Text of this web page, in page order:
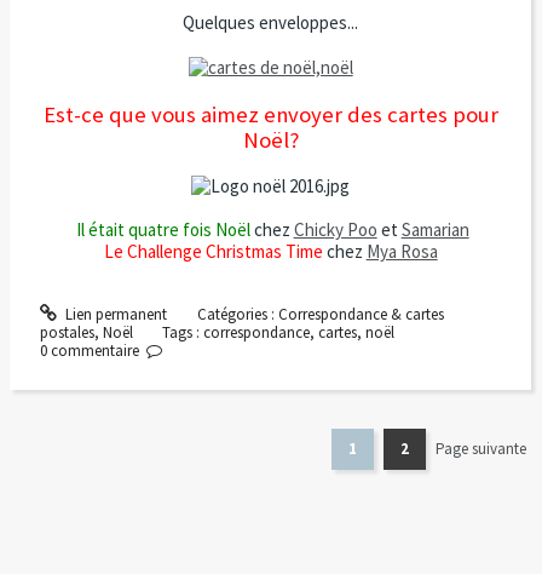
Quelques enveloppes...
Est-ce que vous aimez envoyer des cartes pour
Noël?
Il était quatre fois Noëlchez Chicky Poo et Samarian
Le Challenge Christmas Time chez Mya Rosa
Lien permanent Catégories : Correspondance & cartes
postales, Noël Tags :correspondance,cartes,noël
0 commentaire
1 2 Page suivante